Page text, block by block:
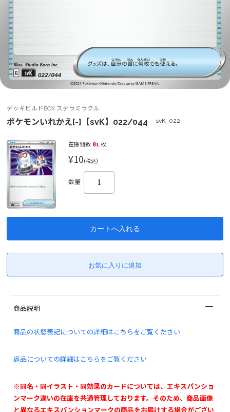
デッキビルドBOX ステラミラクル
ポケモンいれかえ[-]【svK】022/044 svK_022
在庫個数 81 枚
¥10(税込)
数量
商品説明
商品の状態表記についての詳細はこちらをご覧ください
返品についての詳細はこちらをご覧ください
※同名・同イラスト・同効果のカードについては、エキスパンショ
ンマーク違いの在庫を共通管理しております。そのため、商品画像
と異なるエキスパンションマークの商品をお届けする場合がござい